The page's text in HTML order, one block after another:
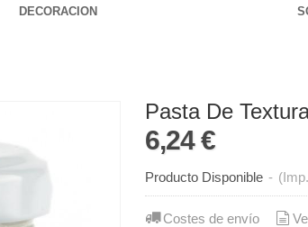
DECORACION
Pasta De
6,24 €
Producto Disponible -
Costes de envío